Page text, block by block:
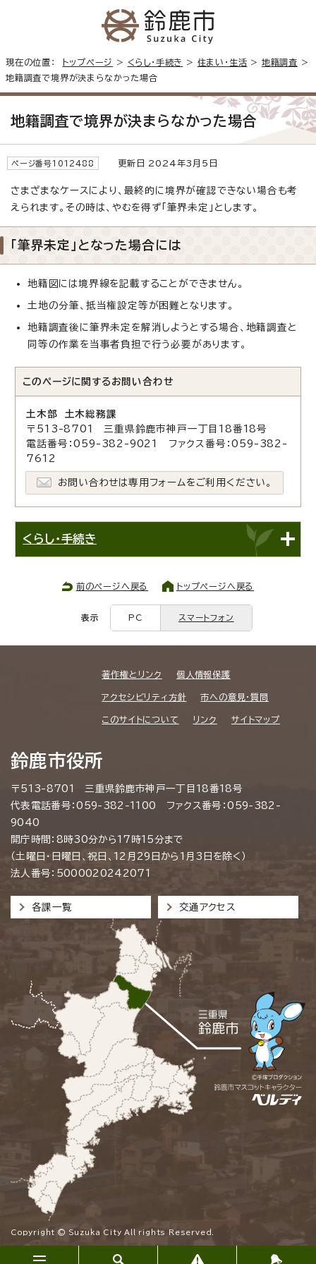
現在の位置： トップページ > くらし・手続き > 住まい・生活 > 地籍調査 >
地籍調査で境界が決まらなかった場合
地籍調査で境界が決まらなかった場合
ページ番号1012488 更新日 2024年3月5日
さまざまなケースにより、最終的に境界が確認できない場合も考
えられます。その時は、やむを得ず「筆界未定」とします。
「筆界未定」となった場合には
地籍図には境界線を記載することができません。
土地の分筆、抵当権設定等が困難となります。
地籍調査後に筆界未定を解消しようとする場合、地籍調査と
同等の作業を当事者負担で行う必要があります。
このページに関する お問い合わせ
土木部 土木総務課
〒513-8701 三重県鈴鹿市神戸一丁目18番18号
電話番号：059-382-9021 ファクス番号：059-382-
7612
お問い合わせは専用フォームをご利用ください。
くらし・手続き
前のページへ戻る トップページへ戻る
表示 PC スマートフォン
著作権とリンク 個人情報保護
アクセシビリティ方針 市への意見・質問
このサイトについて リンク サイトマップ
鈴鹿市役所
〒513-8701 三重県鈴鹿市神戸一丁目18番18号
代表電話番号：059-382-1100 ファクス番号：059-382-
9040
開庁時間：8時30分から17時15分まで
（土曜日・日曜日、祝日、12月29日から1月3日を除く）
法人番号：5000020242071
各課一覧 交通アクセス
Copyright © Suzuka City All rights Reserved.